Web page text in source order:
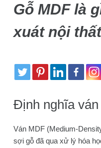
h
Gỗ MDF là
xuát nội
Định nghĩa
Ván MDF (Medium-
sợi gỗ đã qua xử lý hóa